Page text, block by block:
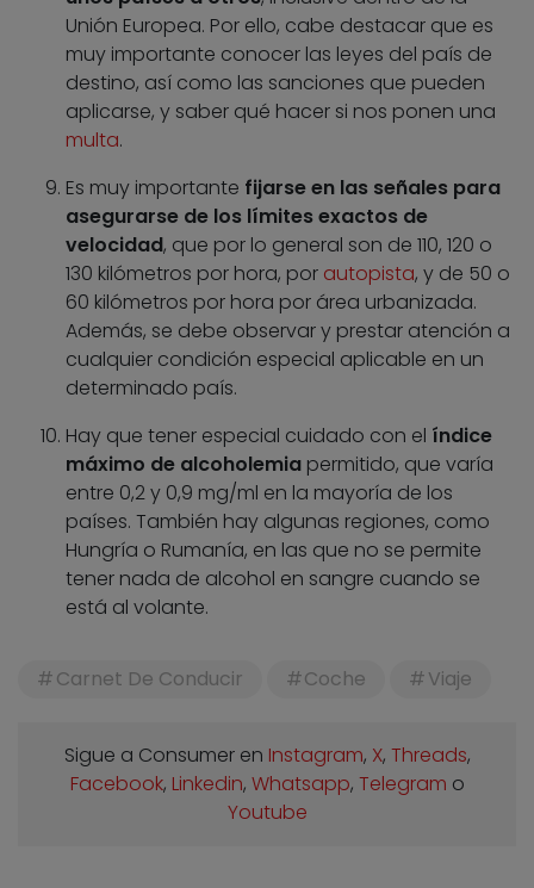
Unión Europea. Por ello, cabe destacar que es
muy importante conocer las leyes del país de
destino, así como las sanciones que pueden
aplicarse, y saber qué hacer si nos ponen una
multa.
Es muy importante fijarse en las señales para
asegurarse de los límites exactos de
velocidad, que por lo general son de 110, 120 o
130 kilómetros por hora, por autopista, y de 50 o
60 kilómetros por hora por área urbanizada.
Además, se debe observar y prestar atención a
cualquier condición especial aplicable en un
determinado país.
Hay que tener especial cuidado con el índice
máximo de alcoholemia permitido, que varía
entre 0,2 y 0,9 mg/ml en la mayoría de los
países. También hay algunas regiones, como
Hungría o Rumanía, en las que no se permite
tener nada de alcohol en sangre cuando se
está al volante.
Carnet De Conducir Coche Viaje
Sigue a Consumer en Instagram, X, Threads,
Facebook, Linkedin, Whatsapp, Telegram o
Youtube